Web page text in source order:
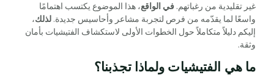
غير تقليدية من رغباتهم. في الواقع، هذا الموضوع يكتسب اهتمامًا
واسعًا لما يقدّمه من فرص لتجربة مشاعر وأحاسيس جديدة. لذلك،
إليكم دليلاً متكاملاً حول الخطوات الأولى لاستكشاف الفتيشيات بأمان
وثقة.
ما هي الفتيشيات ولماذا تجذبنا؟